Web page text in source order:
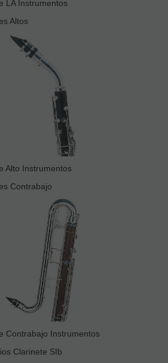
LA Instrumentos
Altos
Alto Instrumentos
Contrabajo
Contrabajo Instrumentos
Clarinete SIb